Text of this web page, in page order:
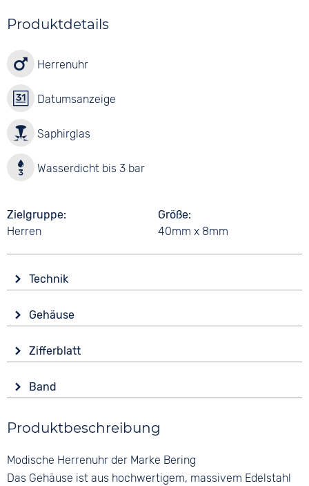
Produktdetails
Herrenuhr
Datumsanzeige
Saphirglas
Wasserdicht bis 3 bar
Zielgruppe
Herren
Größe
40mm x 8mm
Technik
Batterie (Quarz)
Funktionen
Datumsanzeige
Wochentagsanzeige
3 bar
Gehäuse
Saphirglas
Form
Rund
Material
Farbe
Silber
Zifferblatt
Analog
Blau
Ziffern
Keine
Band
Blau
Material
Produktbeschreibung
Modische Herrenuhr der Marke Bering
Das Gehäuse ist aus hochwertigem, massivem Edelstahl